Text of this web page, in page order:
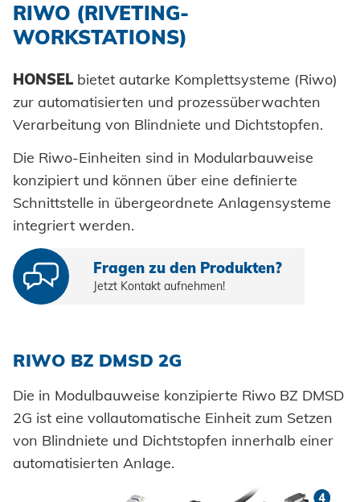
RIWO (RIVETING-
WORKSTATIONS)
HONSEL bietet autarke Komplettsysteme (Riwo)
zur automatisierten und prozessüberwachten
Verarbeitung von Blindniete und Dichtstopfen.
Die Riwo-Einheiten sind in Modularbauweise
konzipiert und können über eine definierte
Schnittstelle in übergeordnete Anlagensysteme
integriert werden.
Fragen zu den Produkten?
Jetzt Kontakt aufnehmen!
RIWO BZ DMSD 2G
Die in Modulbauweise konzipierte Riwo BZ DMSD
2G ist eine vollautomatische Einheit zum Setzen
von Blindniete und Dichtstopfen innerhalb einer
automatisierten Anlage.